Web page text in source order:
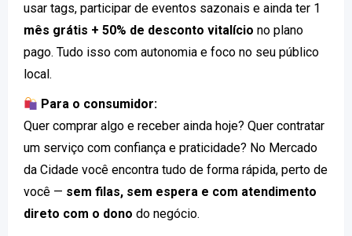
usar tags, participar de eventos sazonais e ainda ter 1
mês grátis + 50% de desconto vitalício no plano
pago. Tudo isso com autonomia e foco no seu público
local.
Para o consumidor:
Quer comprar algo e receber ainda hoje? Quer contratar
um serviço com confiança e praticidade? No Mercado
da Cidade você encontra tudo de forma rápida, perto de
você — sem filas, sem espera e com atendimento
direto com o dono do negócio.